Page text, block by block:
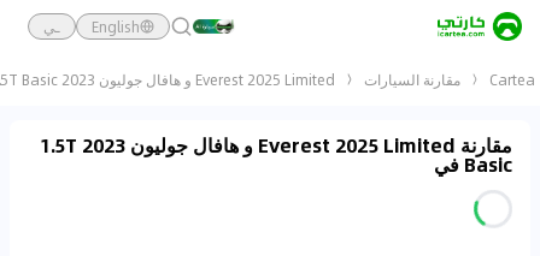
English ـي
Cartea مقارنة السيارات Everest 2025 Limited و هافال جوليون 2023 1.5T Basic
مقارنة Everest 2025 Limited و هافال جوليون 2023 1.5T
Basic في